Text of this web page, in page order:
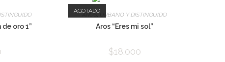
oro 1”
AGOTADO
AROS, URBANO Y DISTINGUIDO
Aros “Eres mi sol”
$18.000